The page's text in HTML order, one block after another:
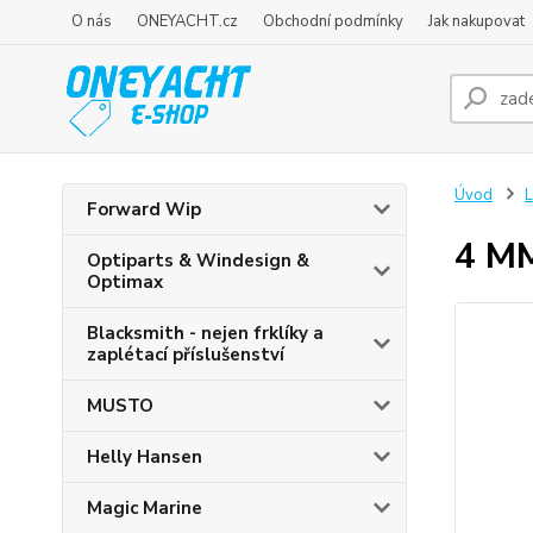
O nás ONEYACHT.cz Obchodní podmínky Jak nakupovat
Forward Wip
Optiparts & Windesign &
Optimax
Blacksmith - nejen frklíky a
zaplétací příslušenství
MUSTO
Helly Hansen
Magic Marine
Úvod
4